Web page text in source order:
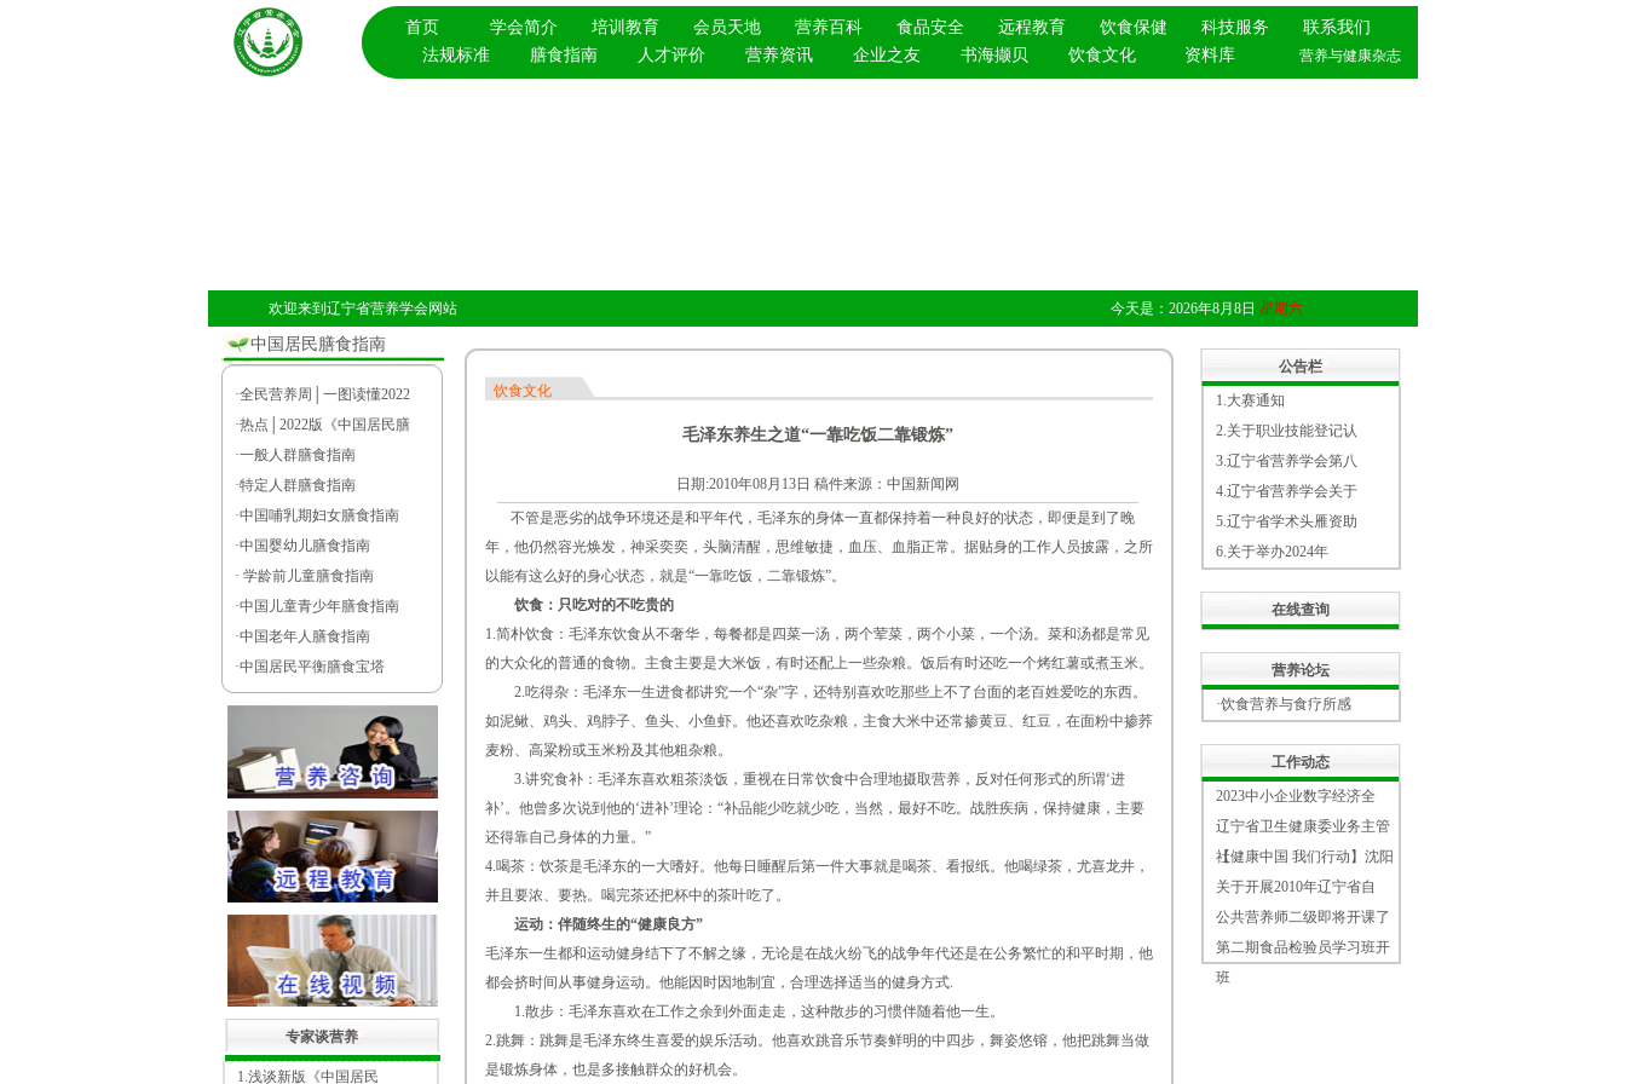
首页 学会简介 培训教育 会员天地 营养百科 食品安全 远程教育 饮食保健 科技服务
联系我们
法规标准
膳食指南 人才评价 营养资讯 企业之友 书海撷贝 饮食文化 资料库 营养与健康杂志
欢迎来到辽宁省营养学会网站 今天是： 2026年8月8日 星期六
中国居民膳食指南
·全民营养周│一图读懂2022
·热点│2022版《中国居民膳
·一般人群膳食指南
·特定人群膳食指南
·中国哺乳期妇女膳食指南
·中国婴幼儿膳食指南
· 学龄前儿童膳食指南
·中国儿童青少年膳食指南
·中国老年人膳食指南
·中国居民平衡膳食宝塔
专家谈营养
1.浅谈新版《中国居民
饮食文化
毛泽东养生之道“一靠吃饭二靠锻炼”
日期:2010年08月13日 稿件来源： 中国新闻网
不管是恶劣的战争环境还是和平年代，毛泽东的身体一直都保持着一种良好的状态，即便是到了晚
年，他仍然容光焕发，神采奕奕，头脑清醒，思维敏捷，血压、血脂正常。据贴身的工作人员披露，之所
以能有这么好的身心状态，就是“一靠吃饭，二靠锻炼”。
饮食：只吃对的不吃贵的
1.简朴饮食：毛泽东饮食从不奢华，每餐都是四菜一汤，两个荤菜，两个小菜，一个汤。菜和汤都是常见
的大众化的普通的食物。主食主要是大米饭，有时还配上一些杂粮。饭后有时还吃一个烤红薯或煮玉米。
2.吃得杂：毛泽东一生进食都讲究一个“杂”字，还特别喜欢吃那些上不了台面的老百姓爱吃的东西。
如泥鳅、鸡头、鸡脖子、鱼头、小鱼虾。他还喜欢吃杂粮，主食大米中还常掺黄豆、红豆，在面粉中掺荞
麦粉、高粱粉或玉米粉及其他粗杂粮。
3.讲究食补：毛泽东喜欢粗茶淡饭，重视在日常饮食中合理地摄取营养，反对任何形式的所谓‘进
补’。他曾多次说到他的‘进补’理论：“补品能少吃就少吃，当然，最好不吃。战胜疾病，保持健康，主要
还得靠自己身体的力量。”
4.喝茶：饮茶是毛泽东的一大嗜好。他每日睡醒后第一件大事就是喝茶、看报纸。他喝绿茶，尤喜龙井，
并且要浓、要热。喝完茶还把杯中的茶叶吃了。
运动：伴随终生的“健康良方”
毛泽东一生都和运动健身结下了不解之缘，无论是在战火纷飞的战争年代还是在公务繁忙的和平时期，他
都会挤时间从事健身运动。他能因时因地制宜，合理选择适当的健身方式.
1.散步：毛泽东喜欢在工作之余到外面走走，这种散步的习惯伴随着他一生。
2.跳舞：跳舞是毛泽东终生喜爱的娱乐活动。他喜欢跳音乐节奏鲜明的中四步，舞姿悠镕，他把跳舞当做
是锻炼身体，也是多接触群众的好机会。
公告栏
1.大赛通知
2.关于职业技能登记认
3.辽宁省营养学会第八
4.辽宁省营养学会关于
5.辽宁省学术头雁资助
6.关于举办2024年
在线查询
营养论坛
·饮食营养与食疗所感
工作动态
2023中小企业数字经济全
辽宁省卫生健康委业务主管
社
【健康中国 我们行动】沈阳
关于开展2010年辽宁省自
公共营养师二级即将开课了
第二期食品检验员学习班开
班